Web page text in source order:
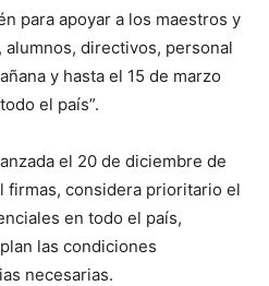
para apoyar a los maestros y
directivos, personal
y hasta el 15 de marzo
el país”.
el 20 de diciembre de
firmas, considera prioritario el
en todo el país,
las condiciones
necesarias.